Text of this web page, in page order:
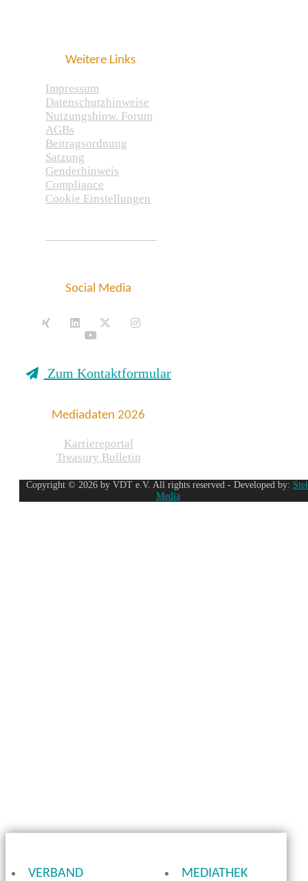
Weitere Links
Impressum
Datenschutzhinweise
Nutzungshinw. Forum
AGBs
Beitragsordnung
Satzung
Genderhinweis
Compliance
Cookie Einstellungen
Social Media
Zum Kontaktformular
Mediadaten 2026
Karriereportal
Treasury Bulletin
Copyright © 2026 by VDT e.V. All rights reserved - Developed by:
Media
VERBAND MEDIATHEK